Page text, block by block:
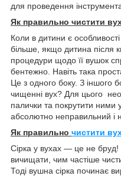
для проведення
Як правильно чистити
Коли в дитини є
більше, якщо дитина після
процедури щодо її вушок
бентежно. Навіть така
Це з одного боку. З іншого
чищенні вух? Для цього
палички та покрутити ними
абсолютно неправильний і
Як правильно чистити
Сірка у вухах — це не бруд!
вичищати, чим частіше
Тоді вушна сірка починає